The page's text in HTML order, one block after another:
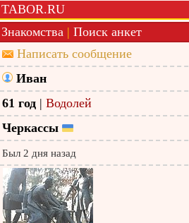
TABOR.RU
Знакомства | Поиск анкет
Написать сообщение
Иван
61 год | Водолей
Черкассы
Был 2 дня назад